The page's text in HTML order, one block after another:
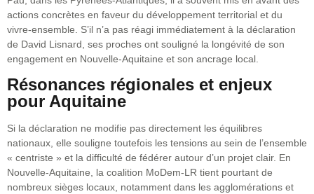
actions concrètes en faveur du développement territorial et du
vivre-ensemble. S’il n’a pas réagi immédiatement à la déclaration
de David Lisnard, ses proches ont souligné la longévité de son
engagement en Nouvelle-Aquitaine et son ancrage local.
Résonances régionales et enjeux
pour Aquitaine
Si la déclaration ne modifie pas directement les équilibres
nationaux, elle souligne toutefois les tensions au sein de l’ensemble
« centriste » et la difficulté de fédérer autour d’un projet clair. En
Nouvelle-Aquitaine, la coalition MoDem-LR tient pourtant de
nombreux sièges locaux, notamment dans les agglomérations et